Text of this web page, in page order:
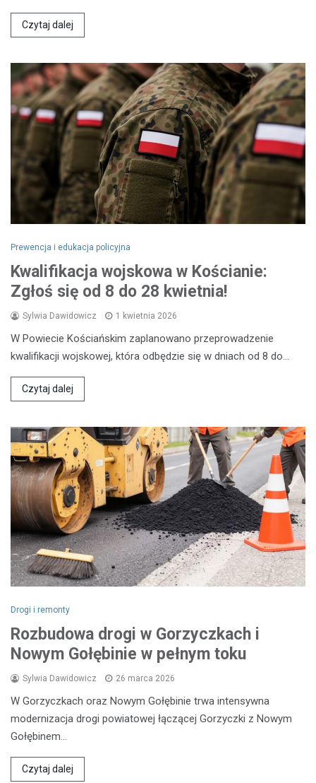
Czytaj dalej
Prewencja i edukacja policyjna
Kwalifikacja wojskowa w Kościanie:
Zgłoś się od 8 do 28 kwietnia!
Sylwia Dawidowicz 1 kwietnia 2026
W Powiecie Kościańskim zaplanowano przeprowadzenie
kwalifikacji wojskowej, która odbędzie się w dniach od 8 do…
Czytaj dalej
Drogi i remonty
Rozbudowa drogi w Gorzyczkach i
Nowym Gołębinie w pełnym toku
Sylwia Dawidowicz 26 marca 2026
W Gorzyczkach oraz Nowym Gołębinie trwa intensywna
modernizacja drogi powiatowej łączącej Gorzyczki z Nowym
Gołębinem…
Czytaj dalej